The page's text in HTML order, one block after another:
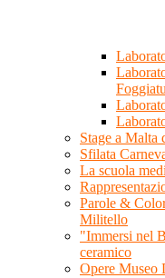
Stage a Malta
Sfilata
La scuola
Parole &
Militello
"Immersi nel
ceramico
Opere Museo